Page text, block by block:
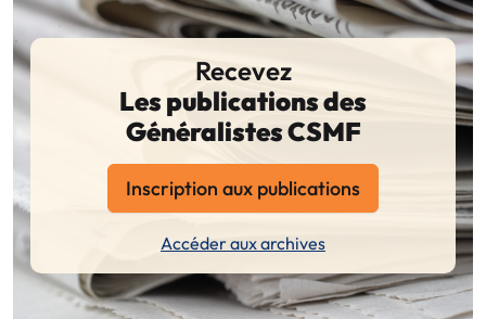
Recevez
Les publications des
Généralistes CSMF
Inscription aux publications
Accéder aux archives